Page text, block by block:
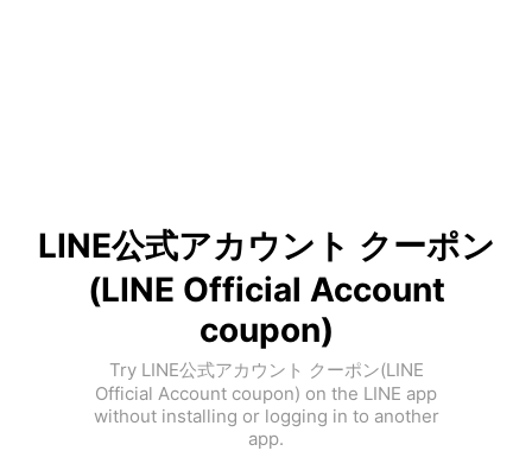
LINE公式アカウント クーポン
(LINE Official Account
coupon)
Try LINE公式アカウント クーポン(LINE
Official Account coupon) on the LINE app
without installing or logging in to another
app.